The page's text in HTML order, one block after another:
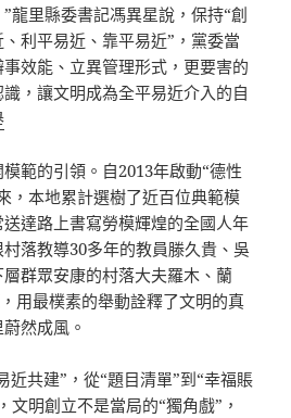
龍里縣委書記馮異星說，保持“創
利平易近、靠平易近”，黨委當
效能、立異管理形式，更要害的
，讓文明成為全平易近介入的自
範的引領。自2013年啟動“德性
，本地累計選樹了近百位典範模
達路上書寫勞模輝煌的全國人年
落教導30多年的教員滕久貴、吳
群眾安康的村落大夫羅木、蘭
用最樸素的舉動詮釋了文明的真
然成風。
近共建”，從“題目清單”到“幸福賬
文明創立不是當局的“獨角戲”，